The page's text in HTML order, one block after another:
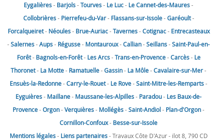
Eygalières- Barjols-Tourves- Le Luc- Le Cannet-des-Maures-
Collobrières- Pierrefeu-du-Var- Flassans-sur-Issole-Garéoult-
Forcalqueiret- Néoules- Brue-Auriac-Tavernes-Cotignac- Entrecasteaux
-Salernes-Aups- Régusse- Montauroux-Callian-Seillans-Saint-Paul-en-
Forêt- Bagnols-en-Forêt- Les Arcs-Trans-en-Provence-Carcès- Le
Thoronet- La Motte- Ramatuelle-Gassin- La Môle-Cavalaire-sur-Mer-
Ensuès-la-Redonne-Carry-le-Rouet- Le Rove-Saint-Mitre-les-Remparts-
Eyguières- Maillane- Maussane-les-Alpilles- Paradou- Les Baux-de-
Provence-Orgon-Verquières- Mollégès-Saint-Andiol- Plan-d'Orgon-
Cornillon-Confoux- Besse-sur-Issole
Mentions légales- Liens partenaires- Travaux Côte D'Azur - ilot 8, 790 CD